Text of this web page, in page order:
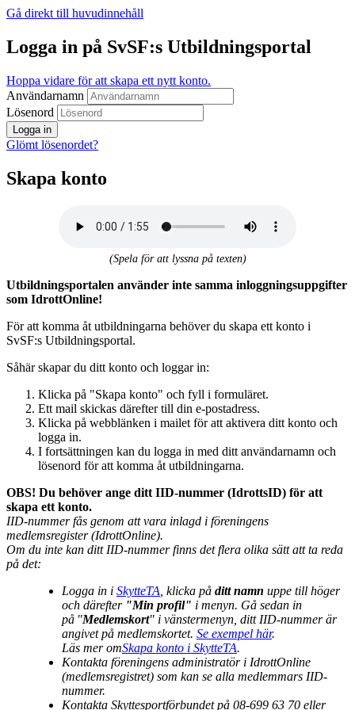
Gå direkt till huvudinnehåll
Logga in på SvSF:s Utbildningsportal
Hoppa vidare för att skapa ett nytt konto.
Användarnamn
Lösenord
Logga in
Glömt lösenordet?
Skapa konto
(Spela för att lyssna på texten)
Utbildningsportalen använder inte samma inloggningsuppgifter
som IdrottOnline!
För att komma åt utbildningarna behöver du skapa ett konto i
SvSF:s Utbildningsportal.
Såhär skapar du ditt konto och loggar in:
Klicka på "Skapa konto" och fyll i formuläret.
Ett mail skickas därefter till din e-postadress.
Klicka på webblänken i mailet för att aktivera ditt konto och
logga in.
I fortsättningen kan du logga in med ditt användarnamn och
lösenord för att komma åt utbildningarna.
OBS! Du behöver ange ditt IID-nummer (IdrottsID) för att
skapa ett konto.
IID-nummer fås genom att vara inlagd i föreningens
medlemsregister (IdrottOnline).
Om du inte kan ditt IID-nummer finns det flera olika sätt att ta reda
på det:
Logga in i SkytteTA , klicka på ditt namn uppe till höger
och därefter "Min profil" i menyn. Gå sedan in
på "Medlemskort" i vänstermenyn, ditt IID-nummer är
angivet på medlemskortet. Se exempel här.
Läs mer omSkapa konto i SkytteTA.
Kontakta föreningens administratör i IdrottOnline
(medlemsregistret) som kan se alla medlemmars IID-
nummer.
Kontakta Skyttesportförbundet på 08-699 63 70 eller